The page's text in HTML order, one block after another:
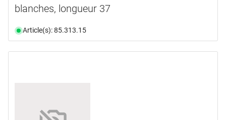
blanches, longueur 37
Article(s): 85.313.15